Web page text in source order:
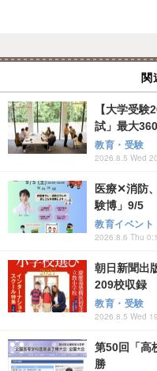
関
【大学受
試」最大
教育・受験
2026.8.5 Wed
医療✕消防
験博」9/5
教育イベント
2026.8.6 Thu
朝日新聞出
209校収録
教育・受験
2026.8.5 Wed
第50回「高
勝